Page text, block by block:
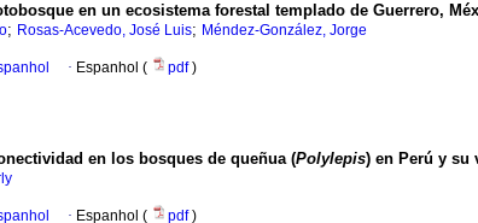
en un ecosistema forestal templado de Guerrero,
; Rosas-Acevedo, José Luis; Méndez-González, Jorge
· Espanhol ( pdf)
en los bosques de queñua (Polylepis) en Perú y su
· Espanhol ( pdf)